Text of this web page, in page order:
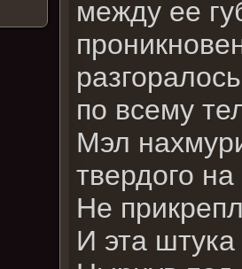
между ее
по всему
Мэл
твердого
Не
И эта штука